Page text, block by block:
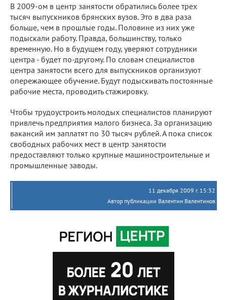
В 2009-ом в центр занятости обратились более трех
тысяч выпускников брянских вузов. Это в два раза
больше, чем в прошлые годы. Половине из них уже
подыскали работу. Правда, большинству, только
временную. Но в будущем году, уверяют сотрудники
центра - будет по-другому. По словам специалистов
центра занятости всего для выпускников организуют
опережающее обучение. Будут подыскивать постоянные
рабочие места, проводить стажировку.
Чтобы трудоустроить молодых специалистов планируют
привлечь предприятия малого бизнеса. За организацию
вакансий им заплатят по 30 тысяч рублей. А пока список
свободных рабочих мест в центр занятости
предоставляют только крупные машиностроительные и
промышленные заводы.
11 декабря 2009 г. 15:32
Автор публикации Валентин Валентинов